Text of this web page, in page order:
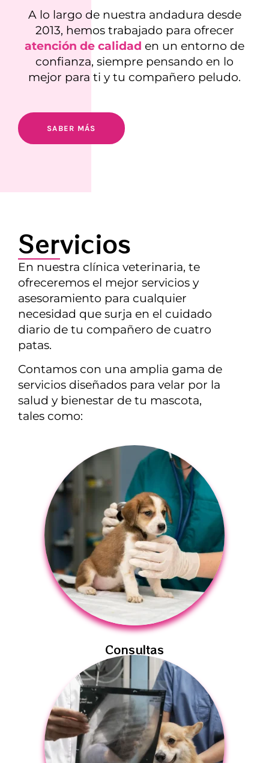
A lo largo de nuestra andadura desde
2013, hemos trabajado para ofrecer
atención de calidad en un entorno de
confianza, siempre pensando en lo
mejor para ti y tu compañero peludo.
SABER MÁS
Servicios
En nuestra clínica veterinaria, te
ofreceremos el mejor servicios y
asesoramiento para cualquier
necesidad que surja en el cuidado
diario de tu compañero de cuatro
patas.
Contamos con una amplia gama de
servicios diseñados para velar por la
salud y bienestar de tu mascota,
tales como:
Consultas